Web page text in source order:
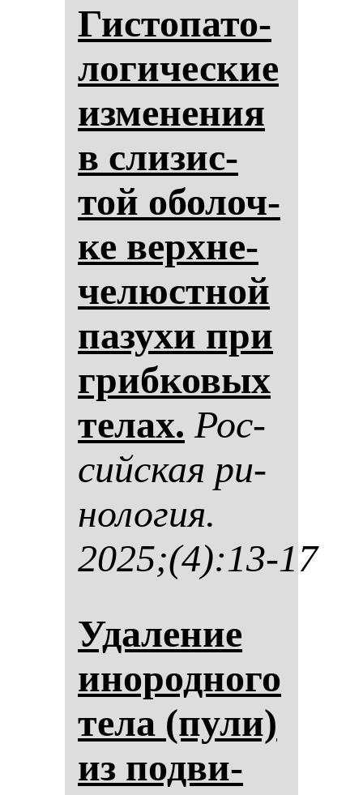
Гис­то­па­то­
ло­ги­чес­кие
из­ме­не­ния
в сли­зис­
той обо­лоч­
ке вер­хне­
че­люс­тной
па­зу­хи при
гриб­ко­вых
те­лах. Рос­
сий­ская ри­
но­ло­гия.
2025;(4):13-17
Уда­ле­ние
ино­род­но­го
те­ла (пу­ли)
из под­ви­